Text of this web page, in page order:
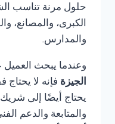
حلول مرنة تناسب
الكبرى، والمصانع،
والمدارس.
وعندما يبحث
الجيزة فإنه لا
يحتاج أيضًا إلى شريك
والمتابعة والدعم